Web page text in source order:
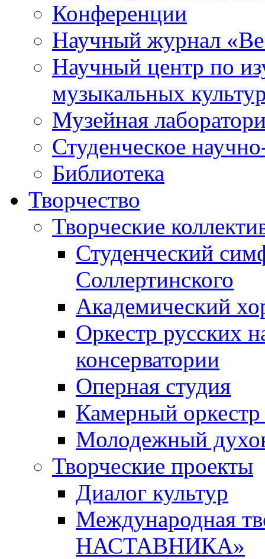
Конференции
Научный журнал
Научный центр по
музыкальных
Музейная
Студенческое
Библиотека
Творчество
Творческие
Студенческий
Соллертинского
Академический
Оркестр русских
консерватории
Оперная студия
Камерный оркестр
Молодежный
Творческие проекты
Диалог культур
Международная
НАСТАВНИКА»